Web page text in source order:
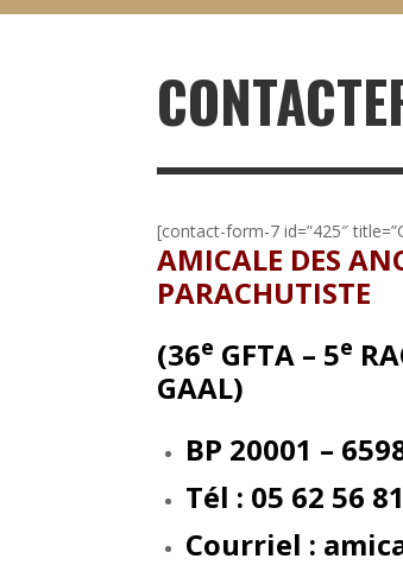
[contact-form-7 id=”425″
AMICALE DES
PARACHUTISTE
(36e GFTA – 5e
GAAL)
BP 20001 –
Tél : 05 62 56
Courriel :